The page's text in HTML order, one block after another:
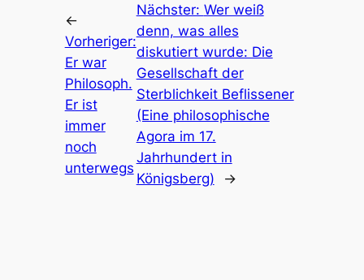
←
Vorheriger:
Er war
Philosoph.
Er ist
immer
noch
unterwegs
Nächster: Wer weiß
denn, was alles
diskutiert wurde: Die
Gesellschaft der
Sterblichkeit Beflissener
(Eine philosophische
Agora im 17.
Jahrhundert in
Königsberg)
→